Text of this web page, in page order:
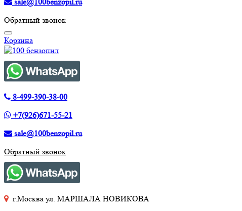
Обратный звонок
Корзина
8-499-390-38-00
+7(926)671-55-21
sale@100benzopil.ru
Обратный звонок
г.Москва ул. МАРШАЛА НОВИКОВА